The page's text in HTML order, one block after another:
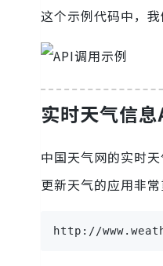
这个示例代码中，
实时天气信
中国天气网的实时
更新天气的应用非
http://